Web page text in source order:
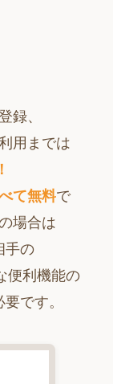
録、
用までは
て無料で
場合は
手の
便利機能の
です。